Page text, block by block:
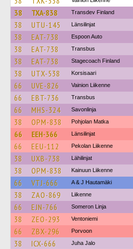
38 TXA-838 Transdev Finland
38 UTU-145 Länsilinjat
38 EAT-738 Espoon Auto
38 EAT-738 Transbus
38 EAT-738 Stagecoach Finland
38 UTX-538 Korsisaari
66 UVE-826 Vainion Liikenne
66 EBT-736 Transbus
66 MHS-324 Savonlinja
38 OPM-838 Pohjolan Matka
66 EEH-366 Länsilinjat
66 EEU-112 Pekolan Liikenne
38 UXB-738 Lähilinjat
38 OPM-838 Kainuun Liikenne
66 VTJ-666 A & J Hautamäki
38 ZAO-869 Liikenne
66 EJN-766 Someron Linja
38 ZEO-293 Ventoniemi
66 ZBX-296 Porvoon
38 ICX-666 Juha Jalo